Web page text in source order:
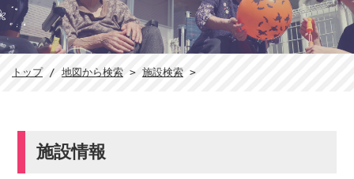
現
置：
トップ/ 地図から検索 > 施設検索 >
施設情報